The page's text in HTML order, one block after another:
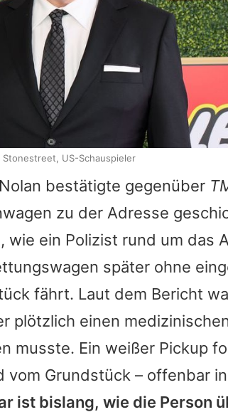
bestätigte gegenüber
zu der Adresse
wie ein Polizist rund um das
später ohne
fährt. Laut dem Bericht
plötzlich einen
musste. Ein weißer Pickup
vom Grundstück – offenbar
ist bislang, wie die Person
Stonestreet, US-Schauspieler